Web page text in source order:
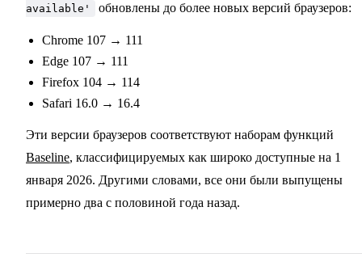
available'
обновлены до более новых версий браузеров:
Chrome 107 → 111
Edge 107 → 111
Firefox 104 → 114
Safari 16.0 → 16.4
Эти версии браузеров соответствуют наборам функций
Baseline, классифицируемых как широко доступные на 1
января 2026. Другими словами, все они были выпущены
примерно два с половиной года назад.